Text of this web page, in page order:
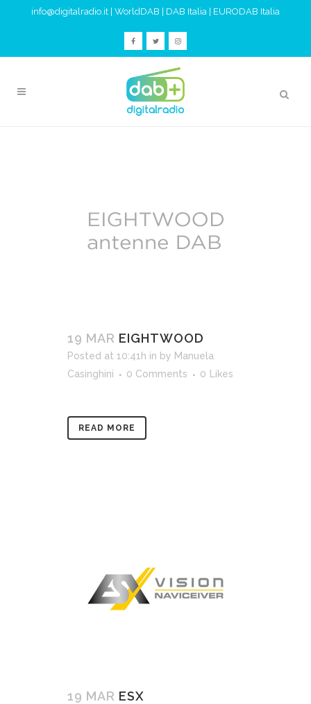
info@digitalradio.it WorldDAB DAB Italia EURODAB Italia
19 MAR EIGHTWOOD
Posted at 10:41h in by Manuela
Casinghini
0 Comments 0 Likes
READ MORE
19 MAR ESX